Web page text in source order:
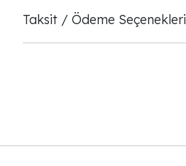
Taksit / Ödeme Seçenekleri